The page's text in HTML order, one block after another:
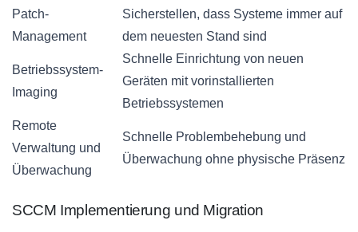
Patch-
Management
Sicherstellen, dass Systeme immer auf
dem neuesten Stand sind
Betriebssystem-
Imaging
Schnelle Einrichtung von neuen
Geräten mit vorinstallierten
Betriebssystemen
Remote
Verwaltung und
Überwachung
Schnelle Problembehebung und
Überwachung ohne physische Präsenz
SCCM Implementierung und Migration